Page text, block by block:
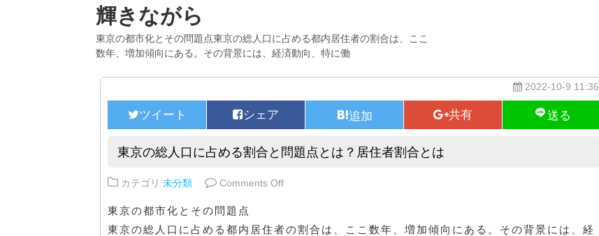
輝きながら
東京の都市化とその問題点東京の総人口に占める都内居住者の割合は、ここ
数年、増加傾向にある。その背景には、経済動向、特に働
2022-10-9 11:36
東京の総人口に占める割合と問題点とは？居住者割合とは
カテゴリ 未分類 Comments Offon 東京の総人口に占める割合と問題点とは？居住者割合とは
東京の都市化とその問題点
東京の総人口に占める都内居住者の割合は、ここ数年、増加傾向にある。その背景には、経